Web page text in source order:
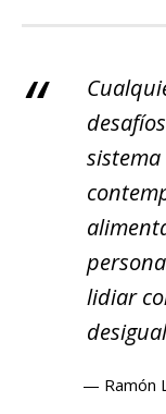
lidiar
Ramón